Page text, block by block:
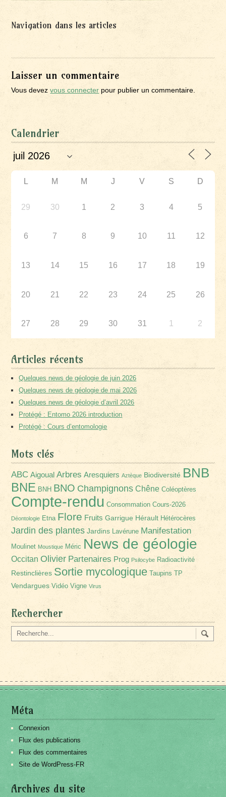
Navigation dans les articles
Laisser un commentaire
Vous devezvous connecter pour publier un commentaire.
Calendrier
L M M J V S D
29 30 1 2 3 4 5
6 7 8 9 10 11 12
13 14 15 16 17 18 19
20 21 22 23 24 25 26
27 28 29 30 31 1 2
Articles récents
Quelques news de géologie de juin 2026
Quelques news de géologie de mai 2026
Quelques news de géologie d’avril 2026
Protégé : Entomo 2026 introduction
Protégé : Cours d’entomologie
Mots clés
ABC Aigoual Arbres Aresquiers Aztèque Biodiversité BNB
BNE BNH BNO Champignons Chêne Coléoptères
Compte-rendu Consommation Cours-2026
Déontologie Etna Flore Fruits Garrigue Hérault Hétérocères
Jardin des plantes Jardins Lavérune Manifestation
Moulinet Moustique Méric News de géologie
Occitan Olivier Partenaires Prog Psilocybe Radioactivité
Restinclières Sortie mycologique Taupins TP
Vendargues Vidéo Vigne Virus
Rechercher
Méta
Connexion
Flux des publications
Flux des commentaires
Site de WordPress-FR
Archives du site